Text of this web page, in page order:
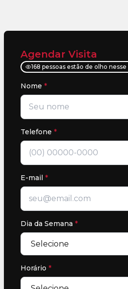
Agendar Visita
168 pessoas estão de olho nesse
Nome *
Telefone *
E-mail *
Dia da Semana *
Horário *